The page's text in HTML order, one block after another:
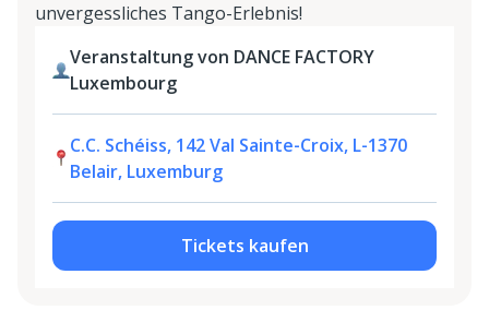
unvergessliches Tango-Erlebnis!
Veranstaltung von DANCE FACTORY
Luxembourg
C.C. Schéiss, 142 Val Sainte-Croix, L-1370
Belair, Luxemburg
Tickets kaufen